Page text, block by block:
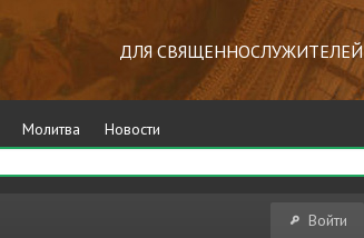
ДЛЯ СВЯЩЕННОСЛУЖИТЕЛЕЙ
Молитва
Новости
Войти